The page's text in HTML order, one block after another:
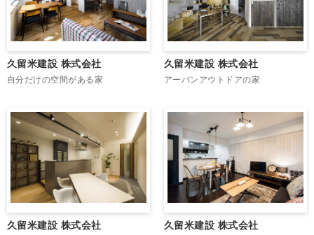
久留米建設 株式会社
自分だけの空間がある家
久留米建設 株式会社
アーバンアウトドアの家
久留米建設 株式会社 久留米建設 株式会社